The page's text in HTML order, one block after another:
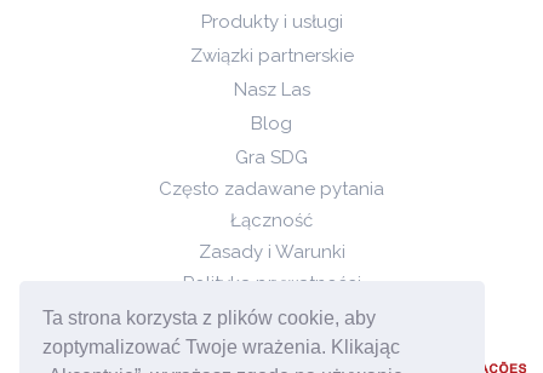
Ta strona korzysta z plików cookie, aby
zoptymalizować Twoje wrażenia. Klikając
Produkty i usługi
Związki partnerskie
Nasz Las
Blog
Gra SDG
Często zadawane pytania
Łączność
Zasady i Warunki
Polityka prywatności
Polityka Cookies